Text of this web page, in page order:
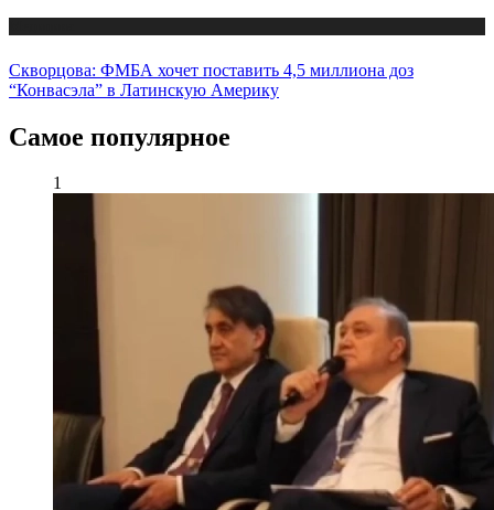
Скворцова: ФМБА хочет поставить 4,5 миллиона доз
“Конвасэла” в Латинскую Америку
Самое популярное
1